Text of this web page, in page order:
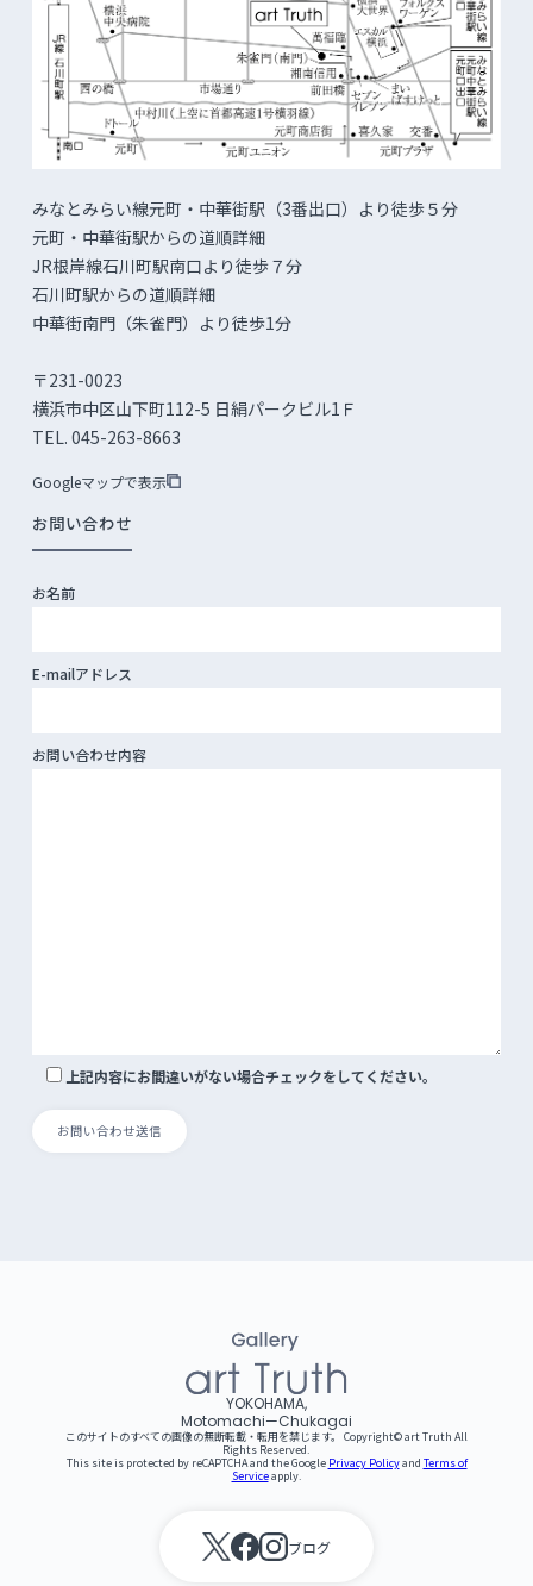
みなとみらい線元町・中華街駅（3番出口）より徒歩５分
元町・中華街駅からの道順詳細
JR根岸線石川町駅南口より徒歩７分
石川町駅からの道順詳細
中華街南門（朱雀門）より徒歩1分
〒231-0023
横浜市中区山下町112-5 日絹パークビル1Ｆ
TEL. 045-263-8663
Googleマップで表示
お問い合わせ
お名前
E-mailアドレス
お問い合わせ内容
上記内容にお間違いがない場合チェックをしてください。
YOKOHAMA,
Motomachi—Chukagai
ブログ
このサイトのすべての画像の無断転載・転用を禁じます。 Copyright©︎ art Truth All
Rights Reserved.
This site is protected by reCAPTCHA and the Google Privacy Policyand Terms of
Serviceapply.